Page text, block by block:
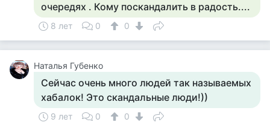
очередях . Кому поскандалить в радость....
8 лет 0 0
Наталья Губенко
Сейчас очень много людей так называемых
хабалок! Это скандальные люди!))
9 лет 0 0